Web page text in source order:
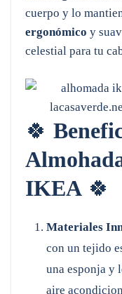
cuerpo y lo
ergonómico y
celestial para tu
🍀
IKEA 🍀
Materiales
con un tejido
una esponja y
aire